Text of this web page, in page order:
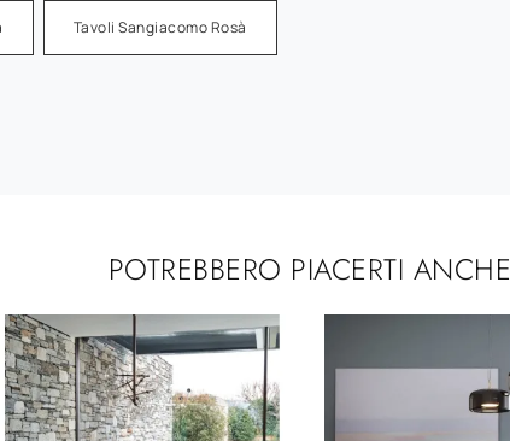
Tavoli Sangiacomo Rosà
POTREBBERO PIACERTI ANCHE